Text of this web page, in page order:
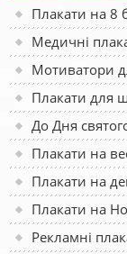
Плакати на 8
Медичні
Мотиватори
Плакати для
До Дня
Плакати на
Плакати на
Плакати на
Рекламні